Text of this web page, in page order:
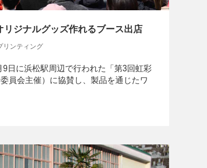
ジナルグッズ作れるブース出店
リンティング
日に浜松駅周辺で行われた「第3回虹彩
員会主催）に協賛し、製品を通じたワ